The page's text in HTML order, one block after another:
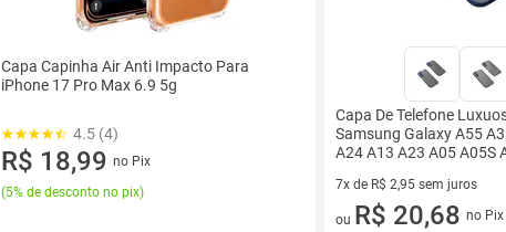
Capa Capinha Air Anti Impacto Para
iPhone 17 Pro Max 6.9 5g
4.5 (4)
R$ 18,99 no Pix
(5% de desconto no pix)
Capa De Telefone
Samsung Galaxy A55
A24 A13 A23 A05 A05S
7x de R$ 2,95 sem juros
7 vez de R$ 2,95 sem juros
ou R$ 20,68 no Pix